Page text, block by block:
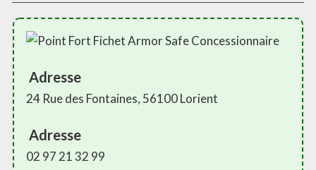
Adresse
24 Rue des Fontaines, 56100 Lorient
Adresse
02 97 21 32 99